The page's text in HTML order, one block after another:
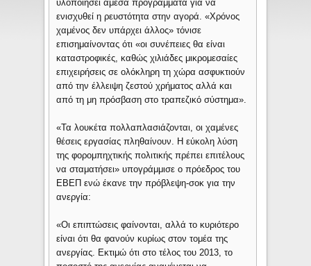
υλοποιήσει άμεσα προγράμματα για να
ενισχυθεί η ρευστότητα στην αγορά. «Χρόνος
χαμένος δεν υπάρχει άλλος» τόνισε
επισημαίνοντας ότι «οι συνέπειες θα είναι
καταστροφικές, καθώς χιλιάδες μικρομεσαίες
επιχειρήσεις σε ολόκληρη τη χώρα ασφυκτιούν
από την έλλειψη ζεστού χρήματος αλλά και
από τη μη πρόσβαση στο τραπεζικό σύστημα».
«Τα λουκέτα πολλαπλασιάζονται, οι χαμένες
θέσεις εργασίας πληθαίνουν. Η εύκολη λύση
της φορομπηχτικής πολιτικής πρέπει επιτέλους
να σταματήσει» υπογράμμισε ο πρόεδρος του
ΕΒΕΠ ενώ έκανε την πρόβλεψη-σοκ για την
ανεργία:
«Οι επιπτώσεις φαίνονται, αλλά το κυριότερο
είναι ότι θα φανούν κυρίως στον τομέα της
ανεργίας. Εκτιμώ ότι στο τέλος του 2013, το